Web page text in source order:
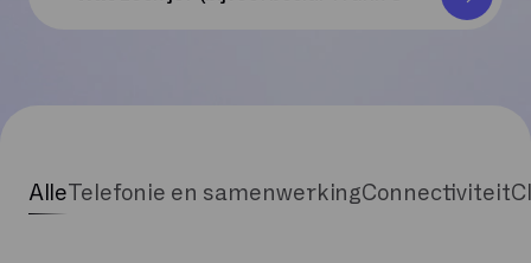
AlleTelefonie en samenwerkingConnectiviteit